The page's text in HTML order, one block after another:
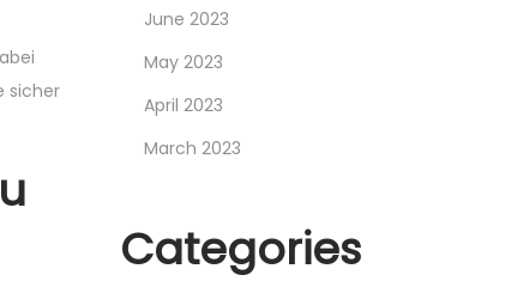
sicher
June 2023
May 2023
April 2023
March 2023
Categories